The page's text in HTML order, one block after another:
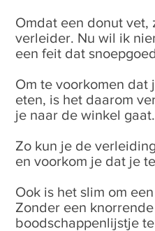
Omdat een donut vet,
verleider. Nu wil ik
een feit dat
Om te voorkomen dat
eten, is het daarom
je naar de winkel gaat.
Zo kun je de
en voorkom je dat je
Ook is het slim om
Zonder een
boodschappenlijstje